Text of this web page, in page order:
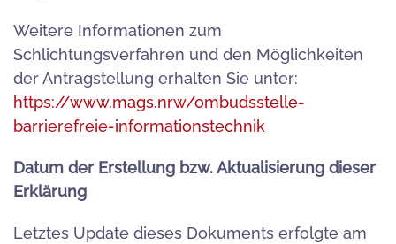
Weitere Informationen zum
Schlichtungsverfahren und den Möglichkeiten
der Antragstellung erhalten Sie unter:
https://www.mags.nrw/ombudsstelle-
barrierefreie-informationstechnik
Datum der Erstellung bzw. Aktualisierung dieser
Erklärung
Letztes Update dieses Dokuments erfolgte am